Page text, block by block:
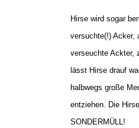
Hirse wird sogar
versuchte(!) Acker,
verseuchte Ackter,
lässt Hirse drauf
halbwegs große
entziehen. Die
SONDERMÜLL!